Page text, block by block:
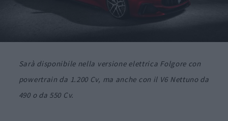
Sarà disponibile nella versione elettrica Folgore con
powertrain da 1.200 Cv, ma anche con il V6 Nettuno da
490 o da 550 Cv.